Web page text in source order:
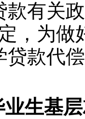
有关
，为做
贷款代
业生基